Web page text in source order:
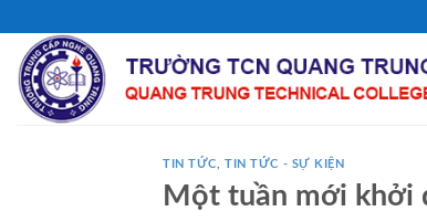
nội
dung
TIN TỨC ,TIN TỨC - SỰ KIỆN
Một tuần mới khởi